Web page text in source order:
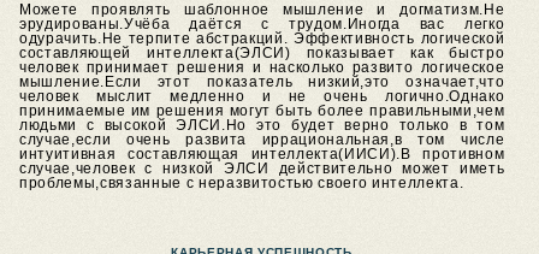
Можете проявлять шаблонное мышление и догматизм.Не
эрудированы.Учёба даётся с трудом.Иногда вас легко
одурачить.Не терпите абстракций. Эффективность логической
составляющей интеллекта(ЭЛСИ) показывает как быстро
человек принимает решения и насколько развито логическое
мышление.Если этот показатель низкий,это означает,что
человек мыслит медленно и не очень логично.Однако
принимаемые им решения могут быть более правильными,чем
людьми с высокой ЭЛСИ.Но это будет верно только в том
случае,если очень развита иррациональная,в том числе
интуитивная составляющая интеллекта(ИИСИ).В противном
случае,человек с низкой ЭЛСИ действительно может иметь
проблемы,связанные с неразвитостью своего интеллекта.